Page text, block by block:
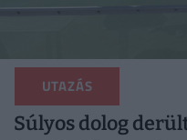
UTAZÁS
Súlyos dolog